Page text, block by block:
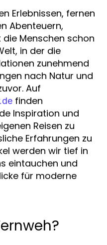
Erlebnissen, fernen
Abenteuern,
die Menschen schon
in der die
zunehmend
nach Natur und
Auf
finden
Inspiration und
Reisen zu
Erfahrungen zu
werden wir tief in
eintauchen und
für moderne